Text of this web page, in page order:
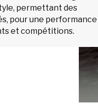
permettant des
pour une performance
et compétitions.